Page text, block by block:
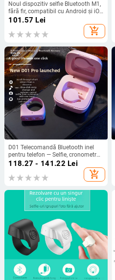
Noul dispozitiv selfie Bluetooth M1,
fără fir, compatibil cu Android și iOS
– instrument pentru selfie cu
telecomandă pentru declanșare pe
telefon
101.57 Lei
add_shopping_cart
D01 Telecomandă Bluetooth inel
pentru telefon — Selfie, cronometru,
videoclipuri scurte, Bluetooth 5.0,
118.27 - 141.22 Lei
add_shopping_cart